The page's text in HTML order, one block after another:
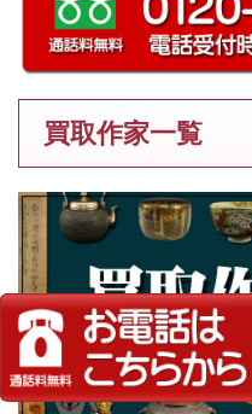
買取作家一覧